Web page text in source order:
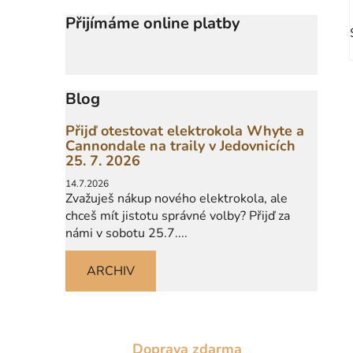
Přijímáme online platby
Blog
Přijď otestovat elektrokola Whyte a
Cannondale na traily v Jedovnicích
25. 7. 2026
14.7.2026
Zvažuješ nákup nového elektrokola, ale
chceš mít jistotu správné volby? Přijď za
námi v sobotu 25.7....
ARCHIV